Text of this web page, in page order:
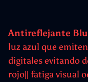
Antireflejante
luz azul que
digitales evitando
rojo|| fatiga visual